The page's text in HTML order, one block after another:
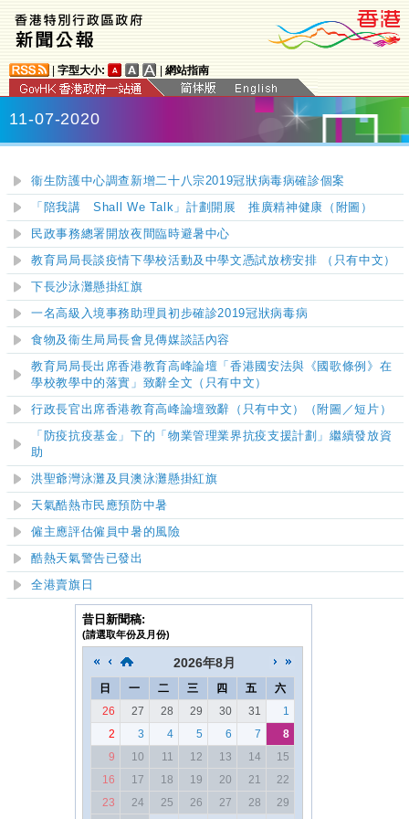
字型大小: 網站指南
11-07-2020
衞生防護中心調查新增二十八宗2019冠狀病毒病確診個案
「陪我講 Shall We Talk」計劃開展 推廣精神健康（附圖）
民政事務總署開放夜間臨時避暑中心
教育局局長談疫情下學校活動及中學文憑試放榜安排 （只有中文）
下長沙泳灘懸掛紅旗
一名高級入境事務助理員初步確診2019冠狀病毒病
食物及衞生局局長會見傳媒談話內容
教育局局長出席香港教育高峰論壇「香港國安法與《國歌條例》在
學校教學中的落實」致辭全文（只有中文）
​行政長官出席香港教育高峰論壇致辭（只有中文）（附圖／短片）
「防疫抗疫基金」下的「物業管理業界抗疫支援計劃」繼續發放資
助
洪聖爺灣泳灘及貝澳泳灘懸掛紅旗
天氣酷熱市民應預防中暑
僱主應評估僱員中暑的風險
酷熱天氣警告已發出
全港賣旗日
昔日新聞稿:
(請選取年份及月份)
2026年8月
日 一 二 三 四 五
六
26
27 28 29 30 31
1
2
3 4 5 6 7
8
9
10 11 12 13 14
15
16
17 18 19 20 21
22
23
24 25 26 27 28 29